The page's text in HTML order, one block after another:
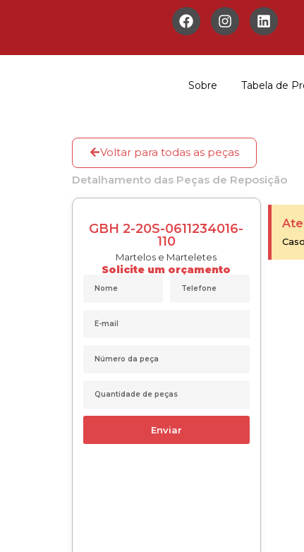
Sobre Tabela de
Voltar para todas as peças
Detalhamento das Peças de Reposição
GBH 2-20S-0611234016-
110
Martelos e Marteletes
Solicite um orçamento
Enviar